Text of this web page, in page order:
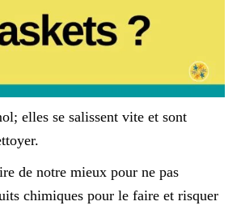
elles se salissent vite et sont
de notre mieux pour ne pas
chimiques pour le faire et risquer